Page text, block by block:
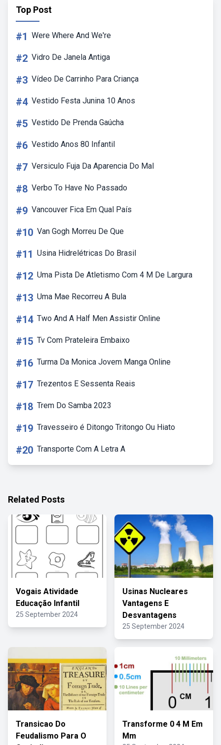
Top Post
#1 Were Where And We're
#2 Vidro De Janela Antiga
#3 Vídeo De Carrinho Para Criança
#4 Vestido Festa Junina 10 Anos
#5 Vestido De Prenda Gaúcha
#6 Vestido Anos 80 Infantil
#7 Versiculo Fuja Da Aparencia Do Mal
#8 Verbo To Have No Passado
#9 Vancouver Fica Em Qual País
#10 Van Gogh Morreu De Que
#11 Usina Hidrelétricas Do Brasil
#12 Uma Pista De Atletismo Com 4 M De Largura
#13 Uma Mae Recorreu A Bula
#14 Two And A Half Men Assistir Online
#15 Tv Com Prateleira Embaixo
#16 Turma Da Monica Jovem Manga Online
#17 Trezentos E Sessenta Reais
#18 Trem Do Samba 2023
#19 Travesseiro é Ditongo Tritongo Ou Hiato
#20 Transporte Com A Letra A
Related Posts
Vogais Atividade
Educação Infantil
25 September 2024
Usinas Nucleares
Vantagens E
Desvantagens
25 September 2024
Transicao Do
Feudalismo Para O
Transforme 0 4 M Em
Mm